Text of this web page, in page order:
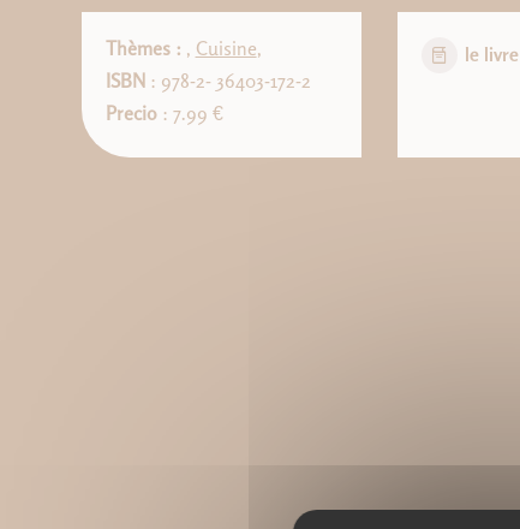
Thèmes : , Cuisine,
ISBN : 978-2- 36403-172-2
Precio: 7.99 €
le livre